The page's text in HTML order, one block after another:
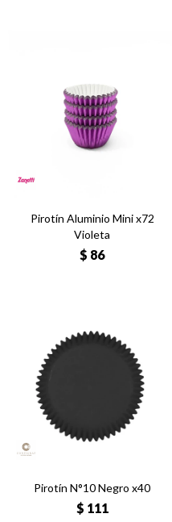
Pirotín Aluminio Mini x72
Violeta
$ 86
Pirotín N°10 Negro x40
$ 111